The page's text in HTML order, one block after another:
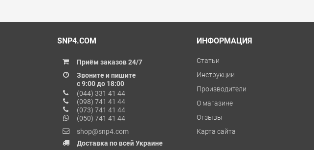
SNP4.COM
с 9:00 до 18:00
(044) 331 41 44
(098) 741 41 44
(073) 741 41 44
(050) 741 41 44
Доставка по всей Украине
ИНФОРМАЦИЯ